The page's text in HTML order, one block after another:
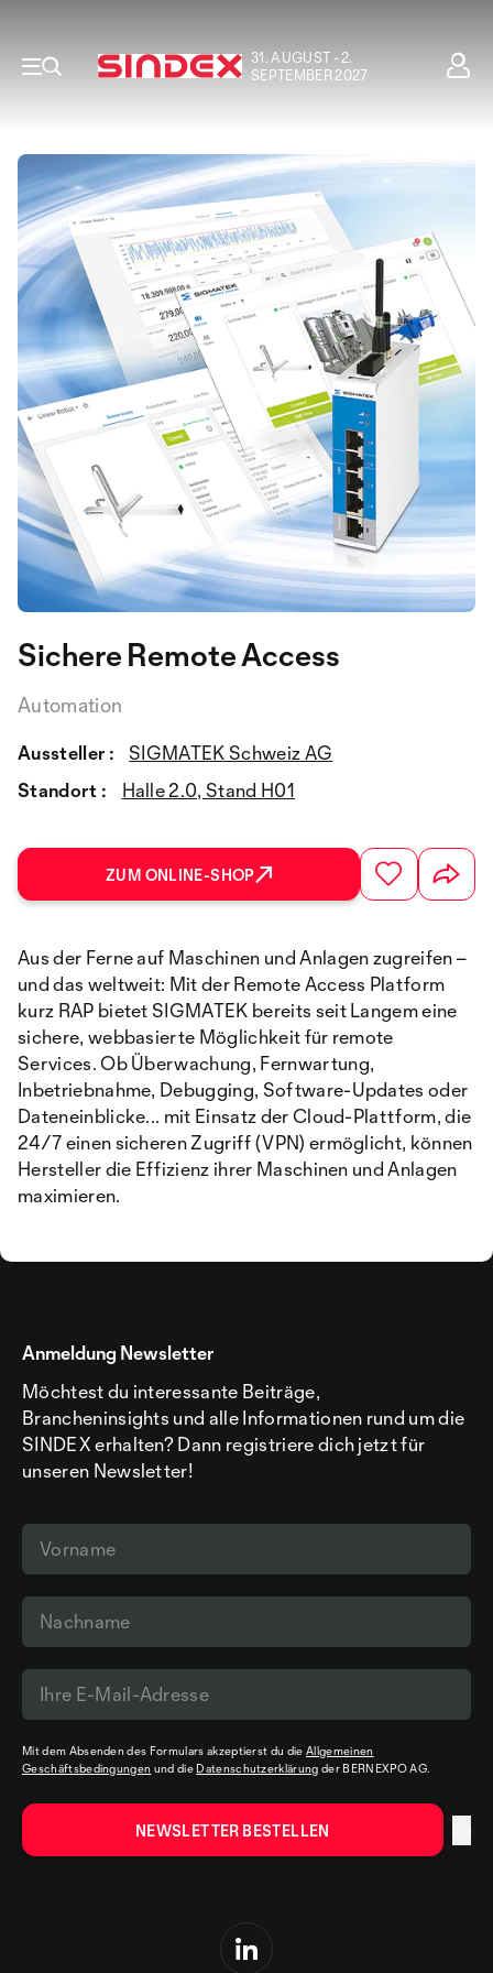
31. AUGUST - 2.
SEPTEMBER 2027
Sichere Remote Access
Automation
Aussteller :
SIGMATEK Schweiz AG
Standort :
Halle 2.0, Stand H01
ZUM ONLINE-SHOP
Aus der Ferne auf Maschinen und Anlagen zugreifen –
und das weltweit: Mit der Remote Access Platform
kurz RAP bietet SIGMATEK bereits seit Langem eine
sichere, webbasierte Möglichkeit für remote
Services. Ob Überwachung, Fernwartung,
Inbetriebnahme, Debugging, Software-Updates oder
Dateneinblicke... mit Einsatz der Cloud-Plattform, die
24/7 einen sicheren Zugriff (VPN) ermöglicht, können
Hersteller die Effizienz ihrer Maschinen und Anlagen
maximieren.
Anmeldung Newsletter
Möchtest du interessante Beiträge,
Brancheninsights und alle Informationen rund um die
SINDEX erhalten? Dann registriere dich jetzt für
unseren Newsletter!
Mit dem Absenden des Formulars akzeptierst du dieAllgemeinen
Geschäftsbedingungen und die Datenschutzerklärung der BERNEXPO AG.